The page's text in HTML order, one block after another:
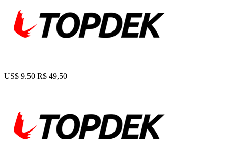
US$ 9.50 R$ 49,50